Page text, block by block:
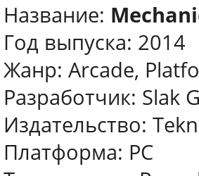
Название:
Год выпуска: 2014
Жанр: Arcade,
Разработчик: Slak
Издательство:
Платформа: PC